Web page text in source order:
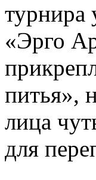
турнира
«Эрго
питья»,
лица
для